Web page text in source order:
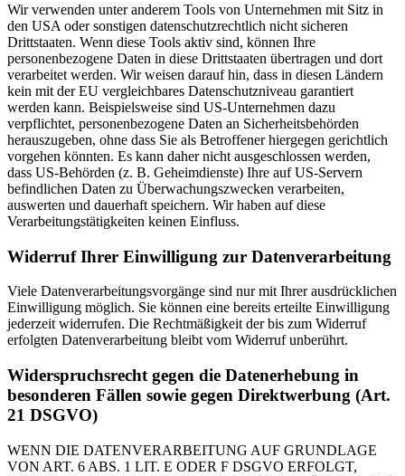
Wir verwenden unter anderem Tools von Unternehmen mit Sitz in
den USA oder sonstigen datenschutzrechtlich nicht sicheren
Drittstaaten. Wenn diese Tools aktiv sind, können Ihre
personenbezogene Daten in diese Drittstaaten übertragen und dort
verarbeitet werden. Wir weisen darauf hin, dass in diesen Ländern
kein mit der EU vergleichbares Datenschutzniveau garantiert
werden kann. Beispielsweise sind US-Unternehmen dazu
verpflichtet, personenbezogene Daten an Sicherheitsbehörden
herauszugeben, ohne dass Sie als Betroffener hiergegen gerichtlich
vorgehen könnten. Es kann daher nicht ausgeschlossen werden,
dass US-Behörden (z. B. Geheimdienste) Ihre auf US-Servern
befindlichen Daten zu Überwachungszwecken verarbeiten,
auswerten und dauerhaft speichern. Wir haben auf diese
Verarbeitungstätigkeiten keinen Einfluss.
Widerruf Ihrer Einwilligung zur Datenverarbeitung
Viele Datenverarbeitungsvorgänge sind nur mit Ihrer ausdrücklichen
Einwilligung möglich. Sie können eine bereits erteilte Einwilligung
jederzeit widerrufen. Die Rechtmäßigkeit der bis zum Widerruf
erfolgten Datenverarbeitung bleibt vom Widerruf unberührt.
Widerspruchsrecht gegen die Datenerhebung in
besonderen Fällen sowie gegen Direktwerbung (Art.
21 DSGVO)
WENN DIE DATENVERARBEITUNG AUF GRUNDLAGE
VON ART. 6 ABS. 1 LIT. E ODER F DSGVO ERFOLGT,